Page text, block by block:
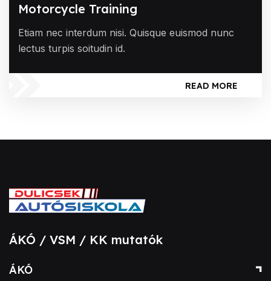
Motorcycle Training
Etiam nec interdum nisi. Quisque euismod nunc
lectus turpis soitudin id.
READ MORE
ÁKÓ / VSM / KK mutatók
ÁKÓ